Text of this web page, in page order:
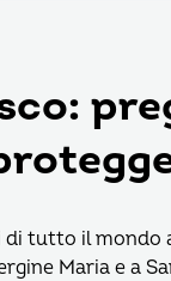
di tutto il mondo
Maria e a